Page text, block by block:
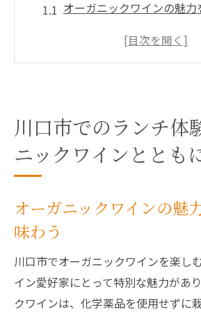
オーガニックワインの魅
ランチに合うオーガニック
心地よい空間でのランチ
地元のワインと料理の絶妙
チ
新鮮な食材が光る川口市のランチ
地産地消を実現する川口市
新鮮な食材を使ったおすす
シェフの技が光る新鮮食材
川口市でのランチ体
ニックワインととも
オーガニックワインの魅
味わう
川口市でオーガニックワインを楽し
イン愛好家にとって特別な魅力があ
クワインは、化学薬品を使用せずに